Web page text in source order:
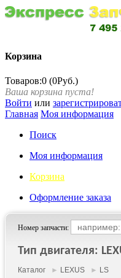
Корзина
Товаров:0 (0Руб.)
Ваша корзина пуста!
Войти или
Главная Моя информация
Поиск
Моя информация
Корзина
Оформление заказа
Номер запчасти:
Тип двигателя:
Каталог ► LEXUS ► LS